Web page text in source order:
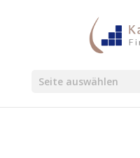
Seite auswählen